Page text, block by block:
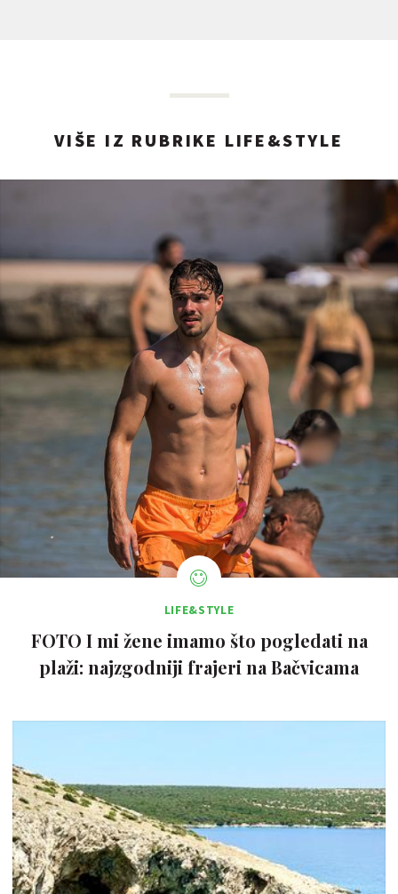
VIŠE IZ RUBRIKE LIFE&STYLE
LIFE&STYLE
FOTO I mi žene imamo što pogledati na
plaži: najzgodniji frajeri na Bačvicama